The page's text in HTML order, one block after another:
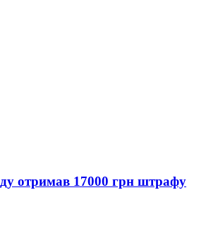
отримав 17000 грн штрафу